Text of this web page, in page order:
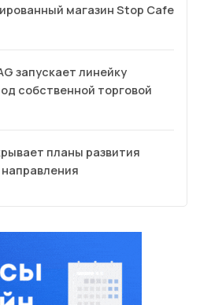
магазин Stop Cafe
запускает линейку
собственной торговой
планы развития